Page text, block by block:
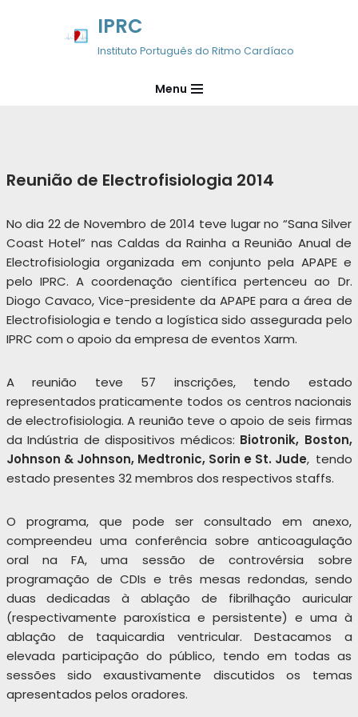
IPRC
Instituto Português do Ritmo Cardíaco
Menu
Reunião de Electrofisiologia 2014
No dia 22 de Novembro de 2014 teve lugar no “Sana Silver
Coast Hotel” nas Caldas da Rainha a Reunião Anual de
Electrofisiologia organizada em conjunto pela APAPE e
pelo IPRC. A coordenação científica pertenceu ao Dr.
Diogo Cavaco, Vice-presidente da APAPE para a área de
Electrofisiologia e tendo a logística sido assegurada pelo
IPRC com o apoio da empresa de eventos Xarm.
A reunião teve 57 inscrições, tendo estado
representados praticamente todos os centros nacionais
de electrofisiologia. A reunião teve o apoio de seis firmas
da Indústria de dispositivos médicos: Biotronik, Boston,
Johnson & Johnson, Medtronic, Sorin e St. Jude, tendo
estado presentes 32 membros dos respectivos staffs.
O programa, que pode ser consultado em anexo,
compreendeu uma conferência sobre anticoagulação
oral na FA, uma sessão de controvérsia sobre
programação de CDIs e três mesas redondas, sendo
duas dedicadas à ablação de fibrilhação auricular
(respectivamente paroxística e persistente) e uma à
ablação de taquicardia ventricular. Destacamos a
elevada participação do público, tendo em todas as
sessões sido exaustivamente discutidos os temas
apresentados pelos oradores.